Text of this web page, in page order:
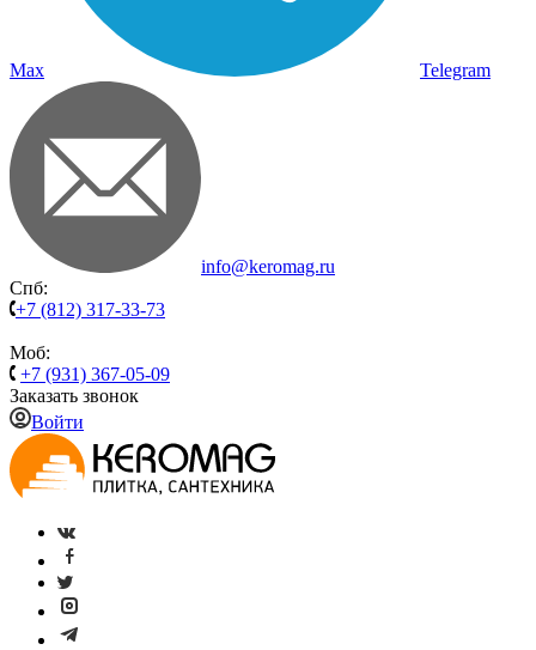
Max Telegram
info@keromag.ru
Спб:
+7 (812) 317-33-73
Моб:
+7 (931) 367-05-09
Заказать звонок
Войти